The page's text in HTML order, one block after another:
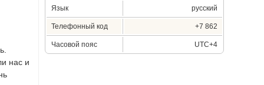
нас и
Язык русский
Телефонный код +7 862
Часовой пояс UTC+4